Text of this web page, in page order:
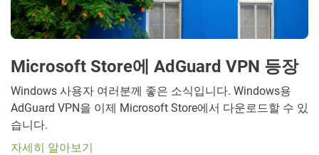
Microsoft Store에 AdGuard VPN 등장
Windows 사용자 여러분께 좋은 소식입니다. Windows용
AdGuard VPN을 이제 Microsoft Store에서 다운로드할 수 있
습니다.
자세히 알아보기